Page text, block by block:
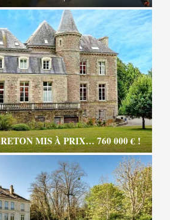
MIS À PRIX… 760 000 € !